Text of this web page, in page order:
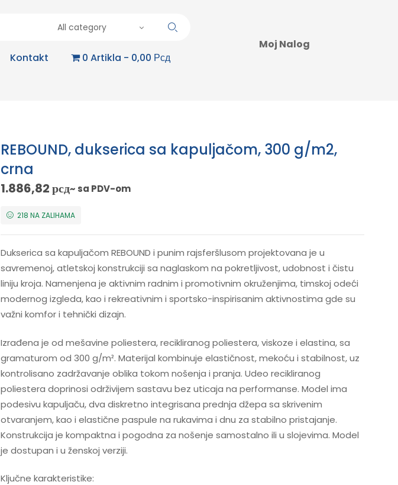
All category
Kontakt 0 Artikla 0,00 Рсд
Moj Nalog
REBOUND, dukserica sa kapuljačom, 300 g/m2,
crna
1.886,82рсд~ sa PDV-om
218 NA ZALIHAMA
Dukserica sa kapuljačom REBOUND i punim rajsferšlusom projektovana je u
savremenoj, atletskoj konstrukciji sa naglaskom na pokretljivost, udobnost i čistu
liniju kroja. Namenjena je aktivnim radnim i promotivnim okruženjima, timskoj odeći
modernog izgleda, kao i rekreativnim i sportsko-inspirisanim aktivnostima gde su
važni komfor i tehnički dizajn.
Izrađena je od mešavine poliestera, recikliranog poliestera, viskoze i elastina, sa
gramaturom od 300 g/m². Materijal kombinuje elastičnost, mekoću i stabilnost, uz
kontrolisano zadržavanje oblika tokom nošenja i pranja. Udeo recikliranog
poliestera doprinosi održivijem sastavu bez uticaja na performanse. Model ima
podesivu kapuljaču, dva diskretno integrisana prednja džepa sa skrivenim
otvaranjem, kao i elastične paspule na rukavima i dnu za stabilno pristajanje.
Konstrukcija je kompaktna i pogodna za nošenje samostalno ili u slojevima. Model
je dostupan i u ženskoj verziji.
Ključne karakteristike: